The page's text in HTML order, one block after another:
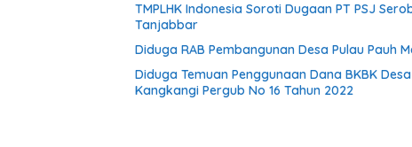
TMPLHK Indonesia Soroti Dugaan PT PSJ
Tanjabbar
Diduga RAB Pembangunan Desa Pulau Pauh
Diduga Temuan Penggunaan Dana BKBK
Kangkangi Pergub No 16 Tahun 2022